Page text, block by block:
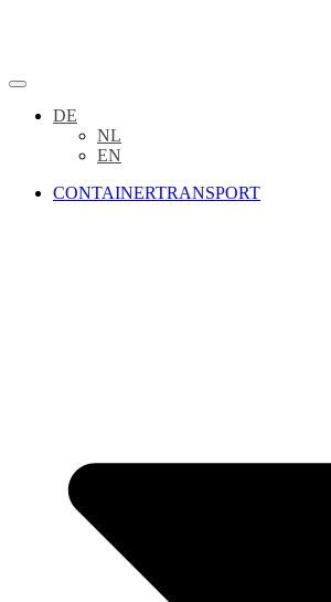
DE
NL
EN
CONTAINERTRANSPORT